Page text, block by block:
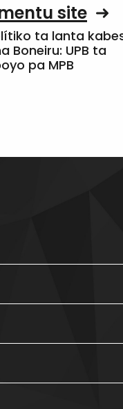
site
ta lanta
Boneiru: UPB ta
pa MPB